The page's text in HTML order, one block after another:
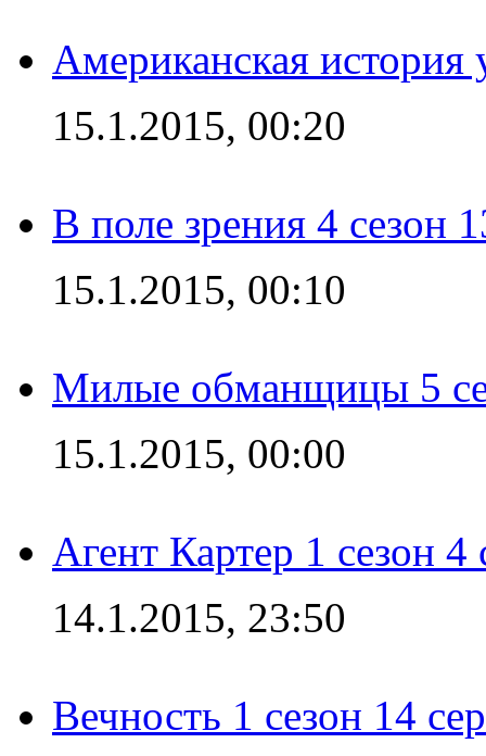
Американская история
15.1.2015, 00:20
В поле зрения 4 сезон
15.1.2015, 00:10
Милые обманщицы 5
15.1.2015, 00:00
Агент Картер 1 сезон 4
14.1.2015, 23:50
Вечность 1 сезон 14